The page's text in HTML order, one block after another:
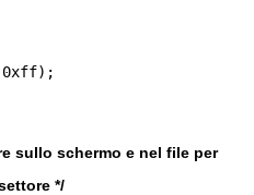
sullo schermo e nel file per
*/